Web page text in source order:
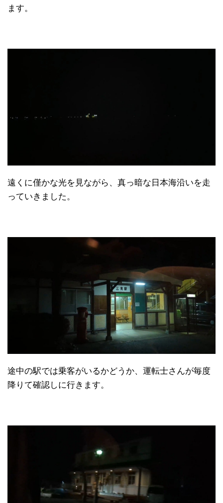
ます。
遠くに僅かな光を見ながら、真っ暗な日本海沿いを走
っていきました。
途中の駅では乗客がいるかどうか、運転士さんが毎度
降りて確認しに行きます。